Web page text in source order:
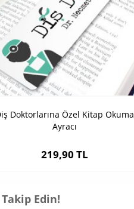
Doktorlarına Özel Kitap Okuma
Ayracı
219,90 TL
Edin!